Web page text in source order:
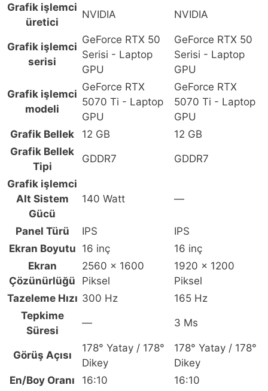
inç
165Hz
FreeDos
Gaming
(BQ1Y0EA)
için
karşılaştırma
tablosu
Grafik işlemci
üretici
NVIDIA NVIDIA
Grafik işlemci
serisi
GeForce RTX 50
Serisi - Laptop
GPU
GeForce RTX 50
Serisi - Laptop
GPU
Grafik işlemci
modeli
GeForce RTX
5070 Ti - Laptop
GPU
GeForce RTX
5070 Ti - Laptop
GPU
Grafik Bellek
12 GB
12 GB
Grafik Bellek
Tipi
GDDR7 GDDR7
Grafik işlemci
Alt Sistem
Gücü
140 Watt —
Panel Türü IPS
IPS
Ekran Boyutu 16 inç
16 inç
Ekran
Çözünürlüğü
2560 x 1600
Piksel
1920 x 1200
Piksel
Tazeleme Hızı 300 Hz
165 Hz
Tepkime
Süresi
— 3 Ms
Görüş Açısı
178° Yatay / 178°
Dikey
178° Yatay / 178°
Dikey
En/Boy Oranı
16:10 16:10